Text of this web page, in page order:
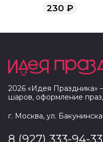
230 ₽
2026 «Идея Праздника»
шаров, оформление
г. Москва, ул.
8 (927) 333-94-33